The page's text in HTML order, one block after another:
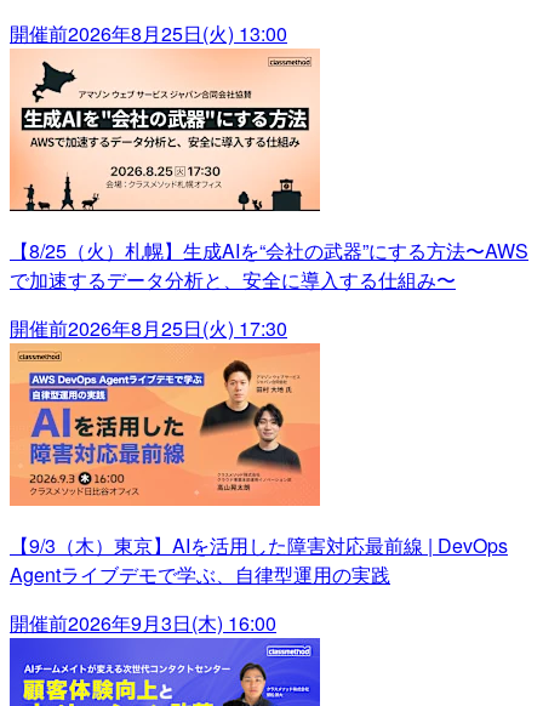
開催前2026年8月25日(火) 13:00
【8/25（火）札幌】生成AIを“会社の武器”にする方法〜AWS
で加速するデータ分析と、安全に導入する仕組み〜
開催前2026年8月25日(火) 17:30
【9/3（木）東京】AIを活用した障害対応最前線 | DevOps
Agentライブデモで学ぶ、自律型運用の実践
開催前2026年9月3日(木) 16:00